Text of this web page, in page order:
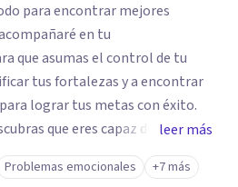
para encontrar mejores
que asumas el control de tu
lograr tus metas con éxito.
Tú tienes
sin culpas, sin
leer más
Problemas emocionales +7 más